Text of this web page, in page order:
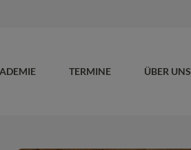
TERMINE ÜBER UNS